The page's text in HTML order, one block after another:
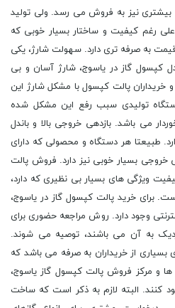
بیشتری نیز به فروش می رسد. ولی تولید
رغم کیفیت و ساختار بسیار خوبی که
قیمت به صرفه تری دارد. سهولت شارژ، یکی
کپسول گاز در یاسوج، شارژ آسان و بی
خریداران پالت کپسول با مشکل شارژ این
تولیدی سبب رفع این مشکل شده
می باشد. بازدهی خروجی بالا و باندل
طبیعتا هر دستگاه و محصولی که دارای
خروجی بسیار خوبی نیز دارد. فروش پالت
ویژگی های بسیار بی نظیری که دارد،
برای خرید پالت کپسول گاز در یاسوج،
وجود دارد. روش مراجعه حضوری برای
به آن می باشند، توصیه می شوند.
بسیاری از خریداران به صرفه می باشد که
ها و مرکز فروش پالت کپسول گاز یاسوج،
کنند. البته لازم به ذکر است که ساخت